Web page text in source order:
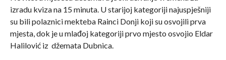
izradu kviza na 15 minuta. U starijoj kategoriji najuspješniji
su bili polaznici mekteba Rainci Donji koji su osvojili prva
mjesta, dok je u mlađoj kategoriji prvo mjesto osvojio Eldar
Halilović iz džemata Dubnica.